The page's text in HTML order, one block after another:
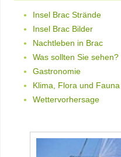
Insel Brac Strände
Insel Brac Bilder
Nachtleben in Brac
Was sollten Sie sehen?
Gastronomie
Klima, Flora und Fauna
Wettervorhersage